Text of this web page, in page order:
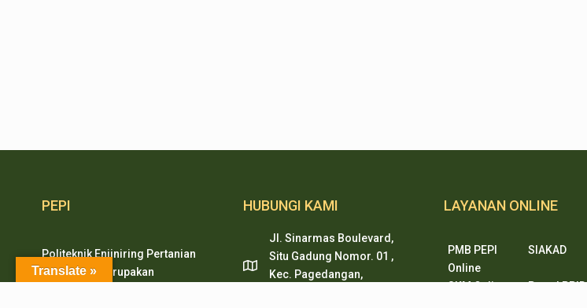
PEPI
Politeknik Enjiniring Pertanian
Indonesia merupakan
HUBUNGI KAMI
Jl. Sinarmas Boulevard,
Situ Gadung Nomor. 01 ,
Kec. Pagedangan,
LAYANAN ONLINE
PMB PEPI
Online
SIAKAD
SKM Online
Portal PPID
Translate »